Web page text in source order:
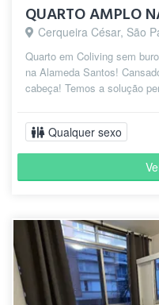
Cerqueira César, São
Quarto em Coliving sem
na Alameda Santos!
cabeça! Temos a solução
Qualquer sexo